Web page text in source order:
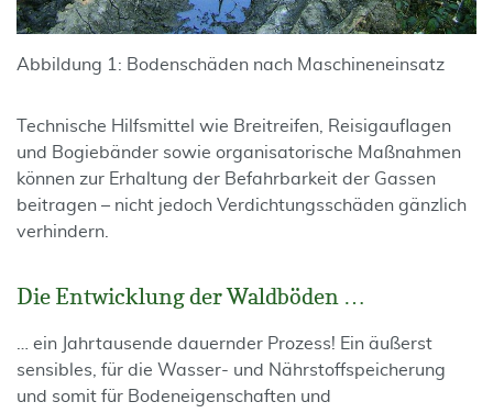
Abbildung 1: Bodenschäden nach Maschineneinsatz
Technische Hilfsmittel wie Breitreifen, Reisigauflagen
und Bogiebänder sowie organisatorische Maßnahmen
können zur Erhaltung der Befahrbarkeit der Gassen
beitragen – nicht jedoch Verdichtungsschäden gänzlich
verhindern.
Die Entwicklung der Waldböden …
… ein Jahrtausende dauernder Prozess! Ein äußerst
sensibles, für die Wasser- und Nährstoffspeicherung
und somit für Bodeneigenschaften und